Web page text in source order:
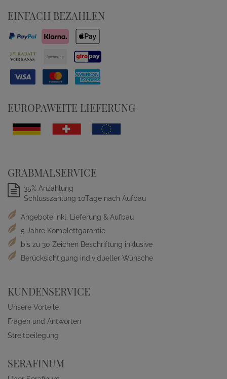
EINFACH BEZAHLEN
EUROPAWEITE LIEFERUNG
GRABMALSERVICE
35% Anzahlung
Schlusszahlung 10Tage nach Aufbau
Angebote inkl. Lieferung & Aufbau
5 Jahre Komplettgarantie
bis zu 30 Zeichen Beschriftung inklusive
Berücksichtigung individueller Wünsche
KUNDENSERVICE
Unsere Vorteile
Fragen und Antworten
Streitbeilegung
SERAFINUM